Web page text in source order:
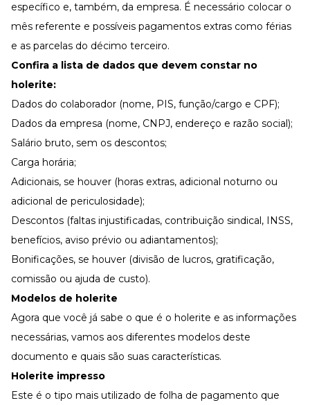
específico e, também, da empresa. É necessário colocar o
mês referente e possíveis pagamentos extras como férias
e as parcelas do décimo terceiro.
Confira a lista de dados que devem constar no
holerite:
Dados do colaborador (nome, PIS, função/cargo e CPF);
Dados da empresa (nome, CNPJ, endereço e razão social);
Salário bruto, sem os descontos;
Carga horária;
Adicionais, se houver (horas extras, adicional noturno ou
adicional de periculosidade);
Descontos (faltas injustificadas, contribuição sindical, INSS,
benefícios, aviso prévio ou adiantamentos);
Bonificações, se houver (divisão de lucros, gratificação,
comissão ou ajuda de custo).
Modelos de holerite
Agora que você já sabe o que é o holerite e as informações
necessárias, vamos aos diferentes modelos deste
documento e quais são suas características.
Holerite impresso
Este é o tipo mais utilizado de folha de pagamento que